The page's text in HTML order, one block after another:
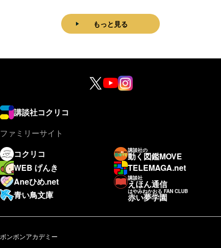
もっと見る
講談社コクリコ
ファミリーサイト
コクリコ
講談社の
動く図鑑MOVE
WEB げんき
TELEMAGA.net
Aneひめ.net
講談社
えほん通信
青い鳥文庫
はやみねかおる FAN CLUB
赤い夢学園
ボンボンアカデミー